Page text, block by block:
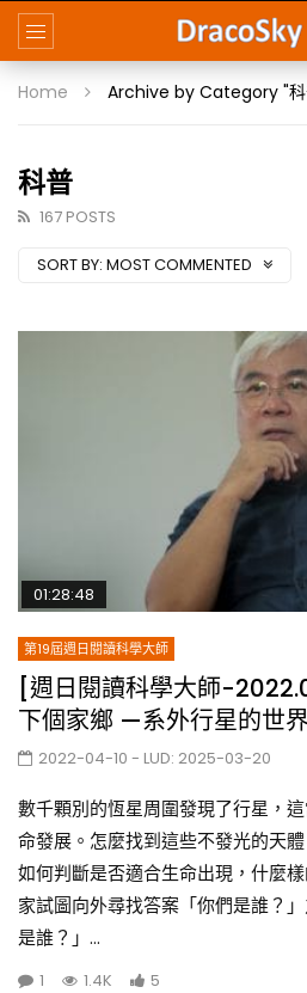
Home Archive by Category "科
科普
167 POSTS
SORT BY: MOST COMMENTED
01:28:48
第19屆週日閱讀科學大師
[週日閱讀科學大師-
下個家鄉 —系外行星的世界
2022-04-10 - LUD: 2025-03-20
數千顆別的恆星周圍發現了行星，
命發展。怎麼找到這些不發光的天
如何判斷是否適合生命出現，什麼
家試圖向外尋找答案「你們是誰？
是誰？」...
1 1.4K 5